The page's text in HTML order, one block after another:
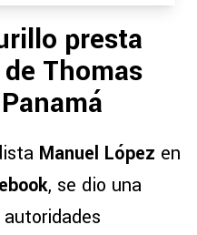
presta
Thomas
Manuel López en
, se dio una